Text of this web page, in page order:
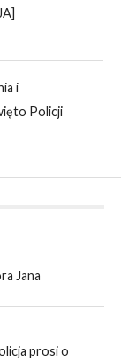
i
Policji
Jana
prosi o